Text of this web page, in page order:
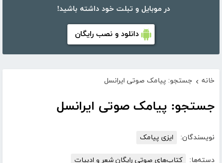
در موبایل و تبلت خود داشته باشید!
دانلود و نصب رایگان
خانه › جستجو: پیامک صوتی ایرانسل
جستجو: پیامک صوتی ایرانسل
نویسندگان: ایزی پیامک
دسته‌ها:
کتاب‌های صوتی رایگان شعر و ادبیات